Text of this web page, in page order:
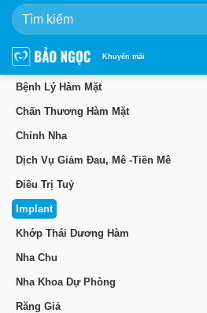
qua
dung
Khuyến mãi
Bệnh Lý Hàm Mặt
Chấn Thương Hàm Mặt
Chỉnh Nha
Dịch Vụ Giảm Đau, Mê -Tiền Mê
Điều Trị Tuỷ
Implant
Khớp Thái Dương Hàm
Nha Chu
Nha Khoa Dự Phòng
Răng Giả